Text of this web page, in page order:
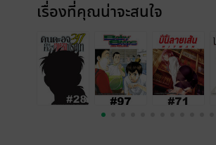
เรื่องที่คุณน่าจะสนใจ